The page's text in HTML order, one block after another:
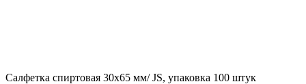
Салфетка спиртовая 30х65 мм/ JS, упаковка 100 штук